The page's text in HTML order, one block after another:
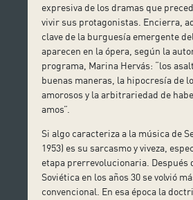
expresiva de los dramas que
vivir sus protagonistas. Encierra,
clave de la burguesía emergente
aparecen en la ópera, según la
programa, Marina Hervás: “los
buenas maneras, la hipocresía de
amorosos y la arbitrariedad de
amos”.
Si algo caracteriza a la música de
1953) es su sarcasmo y viveza,
etapa prerrevolucionaria. Después
Soviética en los años 30 se volvió
convencional. En esa época la